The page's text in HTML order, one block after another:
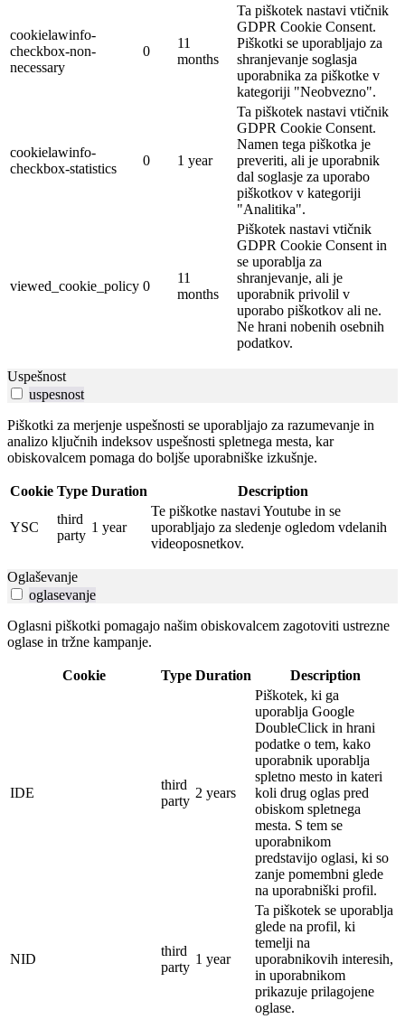
cookielawinfo-
checkbox-non-
necessary
0
11
months
Ta piškotek nastavi vtičnik
GDPR Cookie Consent.
Piškotki se uporabljajo za
shranjevanje soglasja
uporabnika za piškotke v
kategoriji "Neobvezno".
cookielawinfo-
checkbox-statistics
0 1 year
Ta piškotek nastavi vtičnik
GDPR Cookie Consent.
Namen tega piškotka je
preveriti, ali je uporabnik
dal soglasje za uporabo
piškotkov v kategoriji
"Analitika".
viewed_cookie_policy 0
11
months
Piškotek nastavi vtičnik
GDPR Cookie Consent in
se uporablja za
shranjevanje, ali je
uporabnik privolil v
uporabo piškotkov ali ne.
Ne hrani nobenih osebnih
podatkov.
Uspešnost
uspesnost
Piškotki za merjenje uspešnosti se uporabljajo za razumevanje in
analizo ključnih indeksov uspešnosti spletnega mesta, kar
obiskovalcem pomaga do boljše uporabniške izkušnje.
Cookie Type Duration Description
YSC
third
party
1 year
Te piškotke nastavi Youtube in se
uporabljajo za sledenje ogledom vdelanih
videoposnetkov.
Oglaševanje
oglasevanje
Oglasni piškotki pomagajo našim obiskovalcem zagotoviti ustrezne
oglase in tržne kampanje.
Cookie Type Duration Description
IDE
third
party
2 years
Piškotek, ki ga
uporablja Google
DoubleClick in hrani
podatke o tem, kako
uporabnik uporablja
spletno mesto in kateri
koli drug oglas pred
obiskom spletnega
mesta. S tem se
uporabnikom
predstavijo oglasi, ki so
zanje pomembni glede
na uporabniški profil.
NID
third
party
1 year
Ta piškotek se uporablja
glede na profil, ki
temelji na
uporabnikovih interesih,
in uporabnikom
prikazuje prilagojene
oglase.